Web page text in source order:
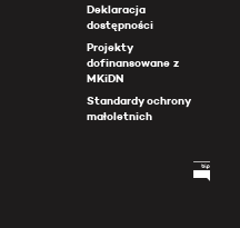
Deklaracja
dostępności
Projekty
dofinansowane z
MKiDN
Standardy ochrony
małoletnich